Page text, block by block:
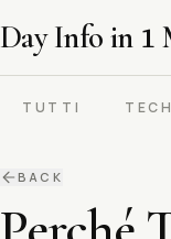
Day Info in 1
TUTTI
BACK